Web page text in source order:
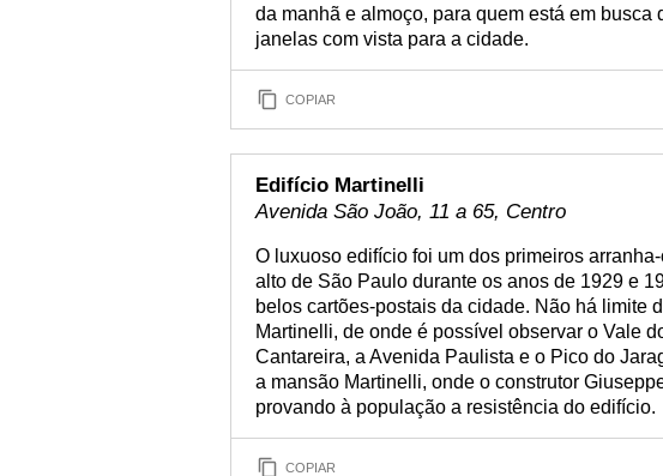
da manhã e almoço, para quem está em busca
janelas com vista para a cidade.
COPIAR
Edifício Martinelli
Avenida São João, 11 a 65, Centro
O luxuoso edifício foi um dos primeiros
alto de São Paulo durante os anos de 1929 e
belos cartões-postais da cidade. Não há limite
Martinelli, de onde é possível observar o Vale
Cantareira, a Avenida Paulista e o Pico do
a mansão Martinelli, onde o construtor
provando à população a resistência do edifício.
COPIAR